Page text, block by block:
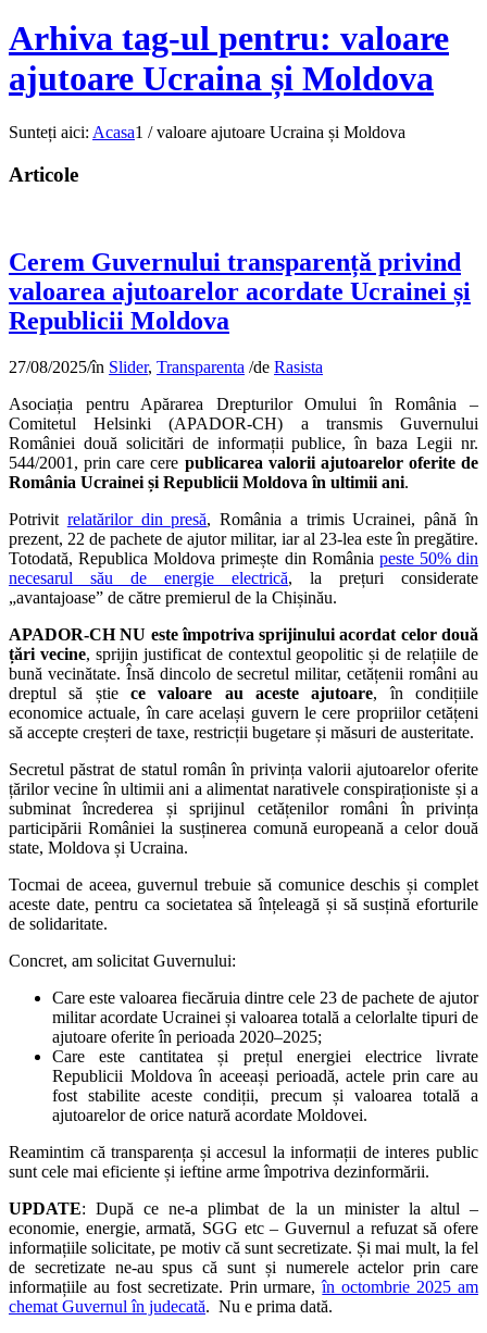
Arhiva tag-ul pentru: valoare
ajutoare Ucraina și Moldova
Sunteți aici: Acasa1 / valoare ajutoare Ucraina și Moldova
Articole
Cerem Guvernului transparență privind
valoarea ajutoarelor acordate Ucrainei și
Republicii Moldova
27/08/2025/în Slider, Transparenta /de Rasista
Asociația pentru Apărarea Drepturilor Omului în România –
Comitetul Helsinki (APADOR-CH) a transmis Guvernului
României două solicitări de informații publice, în baza Legii nr.
544/2001, prin care cere publicarea valorii ajutoarelor oferite de
România Ucrainei și Republicii Moldova în ultimii ani.
Potrivit relatărilor din presă, România a trimis Ucrainei, până în
prezent, 22 de pachete de ajutor militar, iar al 23-lea este în pregătire.
Totodată, Republica Moldova primește din România peste 50% din
necesarul său de energie electrică, la prețuri considerate
„avantajoase” de către premierul de la Chișinău.
APADOR-CH NU este împotriva sprijinului acordat celor două
țări vecine, sprijin justificat de contextul geopolitic și de relațiile de
bună vecinătate. Însă dincolo de secretul militar, cetățenii români au
dreptul să știe ce valoare au aceste ajutoare, în condițiile
economice actuale, în care același guvern le cere propriilor cetățeni
să accepte creșteri de taxe, restricții bugetare și măsuri de austeritate.
Secretul păstrat de statul român în privința valorii ajutoarelor oferite
țărilor vecine în ultimii ani a alimentat narativele conspiraționiste și a
subminat încrederea și sprijinul cetățenilor români în privința
participării României la susținerea comună europeană a celor două
state, Moldova și Ucraina.
Tocmai de aceea, guvernul trebuie să comunice deschis și complet
aceste date, pentru ca societatea să înțeleagă și să susțină eforturile
de solidaritate.
Concret, am solicitat Guvernului:
Care este valoarea fiecăruia dintre cele 23 de pachete de ajutor
militar acordate Ucrainei și valoarea totală a celorlalte tipuri de
ajutoare oferite în perioada 2020–2025;
Care este cantitatea și prețul energiei electrice livrate
Republicii Moldova în aceeași perioadă, actele prin care au
fost stabilite aceste condiții, precum și valoarea totală a
ajutoarelor de orice natură acordate Moldovei.
Reamintim că transparența și accesul la informații de interes public
sunt cele mai eficiente și ieftine arme împotriva dezinformării.
UPDATE: După ce ne-a plimbat de la un minister la altul –
economie, energie, armată, SGG etc – Guvernul a refuzat să ofere
informațiile solicitate, pe motiv că sunt secretizate. Și mai mult, la fel
de secretizate ne-au spus că sunt și numerele actelor prin care
informațiile au fost secretizate. Prin urmare,în octombrie 2025 am
chemat Guvernul în judecată. Nu e prima dată.